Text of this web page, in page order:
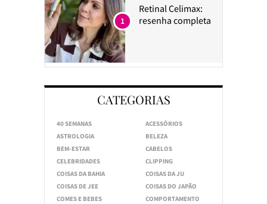
Retinal Celimax:
resenha completa
1
CATEGORIAS
40 SEMANAS
ACESSÓRIOS
ASTROLOGIA
BELEZA
BEM-ESTAR
CABELOS
CELEBRIDADES
CLIPPING
COISAS DA BAHIA
COISAS DA JU
COISAS DE JEE
COISAS DO JAPÃO
COMES E BEBES
COMPORTAMENTO